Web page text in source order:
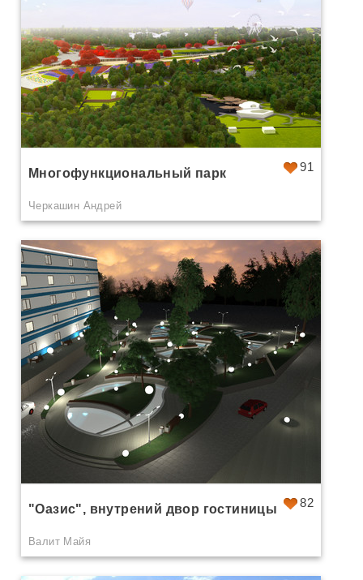
91
Многофункциональный парк
Черкашин Андрей
82
"Оазис", внутрений двор гостиницы
Валит Майя